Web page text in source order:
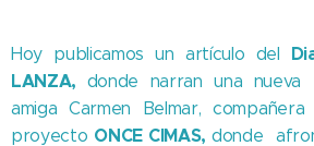
Hoy publicamos un artículo del
LANZA, donde narran una
amiga Carmen Belmar,
proyecto ONCE CIMAS, donde